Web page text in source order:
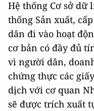
Hệ thống Cơ sở dữ
thống Sản xuất,
dân đi vào hoạt
cơ bản có đầy đủ
vì người dân,
chứng thực các
dịch với cơ quan
sẽ được trích xuất